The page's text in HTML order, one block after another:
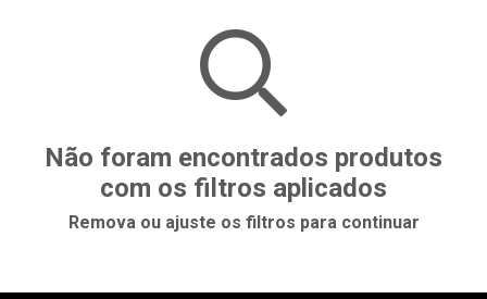
Não foram encontrados produtos
com os filtros aplicados
Remova ou ajuste os filtros para continuar